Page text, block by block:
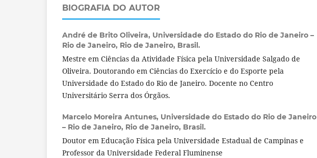
BIOGRAFIA DO AUTOR
André de Brito Oliveira, Universidade do Estado do Rio de Janeiro –
Rio de Janeiro, Rio de Janeiro, Brasil.
Mestre em Ciências da Atividade Física pela Universidade Salgado de
Oliveira. Doutorando em Ciências do Exercício e do Esporte pela
Universidade do Estado do Rio de Janeiro. Docente no Centro
Universitário Serra dos Órgãos.
Marcelo Moreira Antunes, Universidade do Estado do Rio de Janeiro
– Rio de Janeiro, Rio de Janeiro, Brasil.
Doutor em Educação Física pela Universidade Estadual de Campinas e
Professor da Universidade Federal Fluminense